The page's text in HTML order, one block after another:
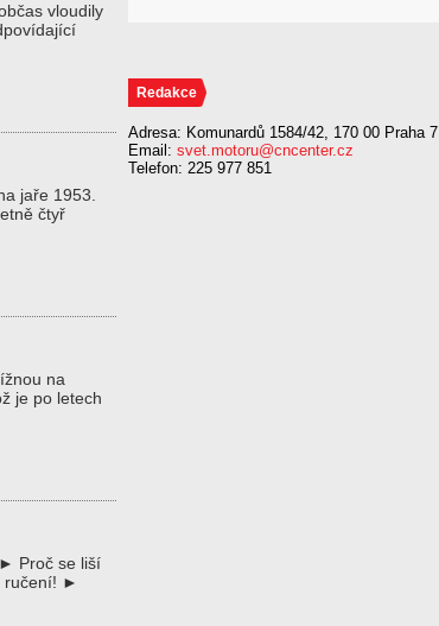
vloudily
jaře 1953.
čtyř
na
je po letech
Proč se liší
ručení! ►
Redakce
Adresa: Komunardů 1584/42, 170 00 Praha 7
Email: svet.motoru@cncenter.cz
Telefon: 225 977 851